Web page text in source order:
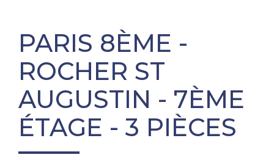
PARIS 8ÈME -
ROCHER ST
AUGUSTIN - 7ÈME
ÉTAGE - 3 PIÈCES